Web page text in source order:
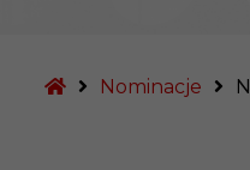
StronaNominacje